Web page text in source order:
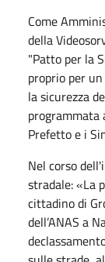
Come
della
"Patto per la
proprio per
la sicurezza
programmata
Prefetto e i
Nel corso
stradale: «La
cittadino di
dell’ANAS a